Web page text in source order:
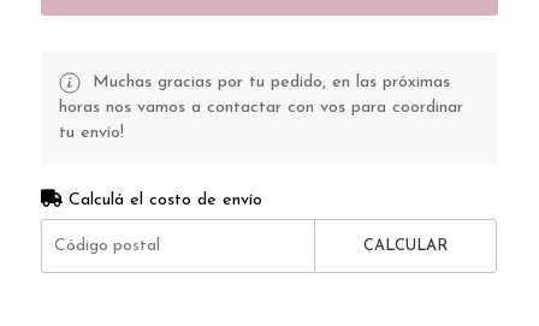
Muchas gracias por tu pedido, en las próximas
horas nos vamos a contactar con vos para coordinar
tu envío!
Calculá el costo de envío
CALCULAR